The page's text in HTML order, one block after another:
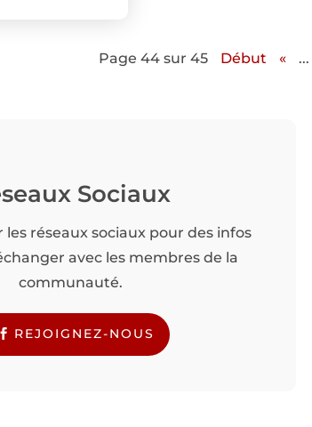
Page 44 sur 45 Début « ...
Sociaux
les réseaux sociaux pour des infos
avec les membres de la
communauté.
REJOIGNEZ-NOUS